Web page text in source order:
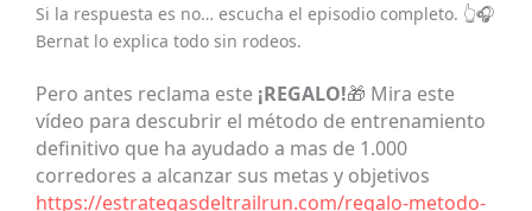
Si la respuesta es no… escucha el episodio completo. 👆🎧
Bernat lo explica todo sin rodeos.
Pero antes reclama este ¡REGALO!🎁 Mira este
vídeo para descubrir el método de entrenamiento
definitivo que ha ayudado a mas de 1.000
corredores a alcanzar sus metas y objetivos
https://estrategasdeltrailrun.com/regalo-metodo-